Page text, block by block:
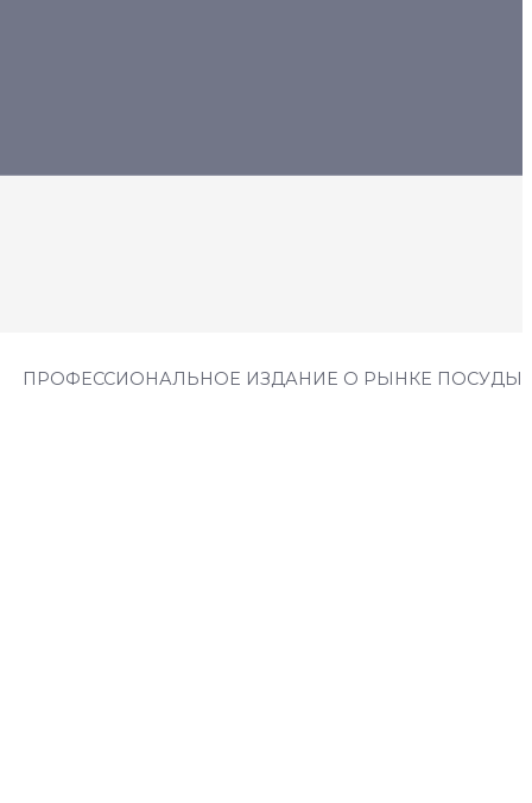
ПРОФЕССИОНАЛЬНОЕ ИЗДАНИЕ О РЫНКЕ ПОСУДЫ